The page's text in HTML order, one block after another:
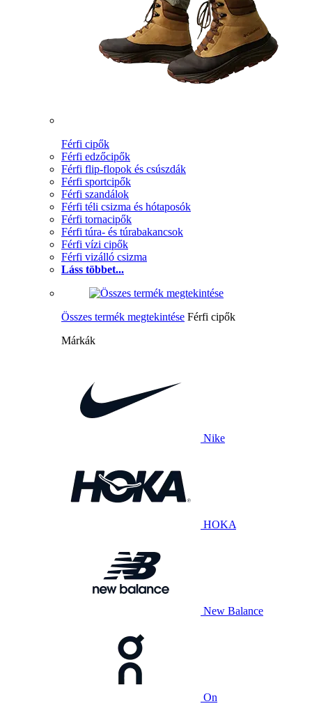
Férfi cipők
Férfi edzőcipők
Férfi flip-flopok és csúszdák
Férfi sportcipők
Férfi szandálok
Férfi téli csizma és hótaposók
Férfi tornacipők
Férfi túra- és túrabakancsok
Férfi vízi cipők
Férfi vizálló csizma
Láss többet...
Összes termék megtekintése Férfi cipők
Márkák
Nike
HOKA
New Balance
On